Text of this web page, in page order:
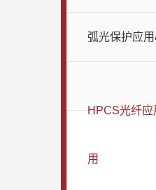
弧光保护应
HPCS光纤
用